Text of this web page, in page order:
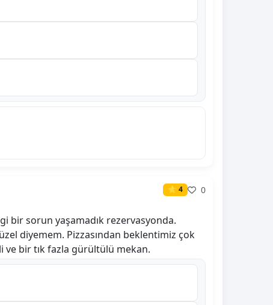
⭐ 4
0
bir sorun yaşamadık rezervasyonda.
diyemem. Pizzasından beklentimiz çok
ve bir tık fazla gürültülü mekan.